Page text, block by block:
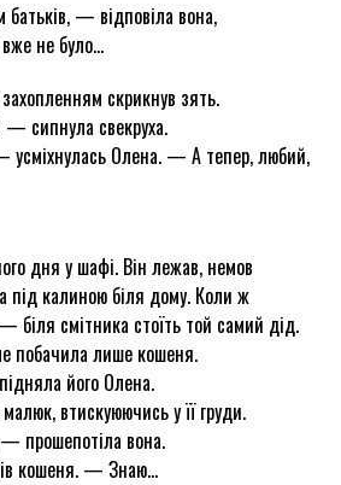
— відповіла вона,
не було…
скрикнув зять.
сипнула свекруха.
Олена. — А тепер, любий,
дня у шафі. Він лежав, немов
під калиною біля дому. Коли ж
біля смітника стоїть той самий дід.
побачила лише кошеня.
його Олена.
втискуюючись у її груди.
прошепотіла вона.
кошеня. — Знаю…